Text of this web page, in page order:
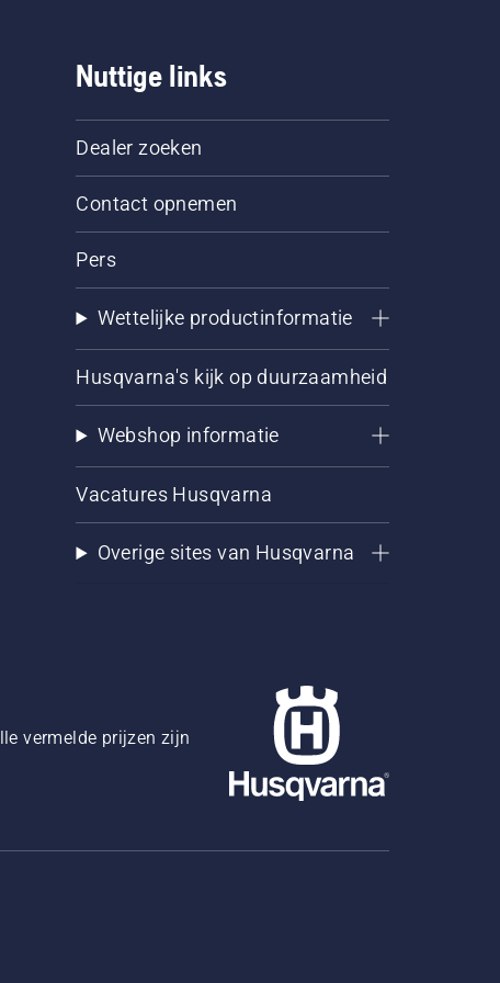
Nuttige links
Dealer zoeken
Contact opnemen
Pers
Wettelijke productinformatie
Husqvarna's kijk op duurzaamheid
Webshop informatie
Vacatures Husqvarna
Overige sites van Husqvarna
vermelde prijzen zijn